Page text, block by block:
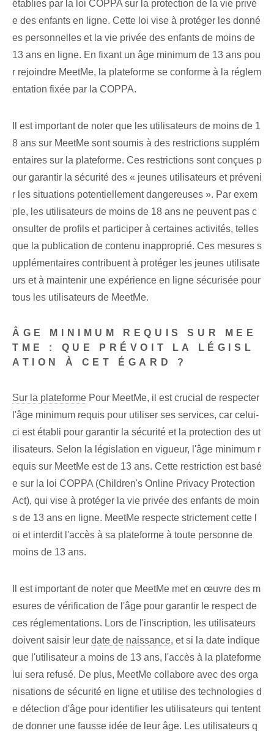
établies par la loi COPPA sur la protection de la vie privé
e des enfants en ligne. Cette loi vise à protéger les donné
es personnelles et la vie privée des enfants de moins de
13 ans en ligne. En fixant un âge minimum de 13 ans pou
r rejoindre MeetMe, la plateforme se conforme à la réglem
entation fixée par la COPPA.
Il est important de noter que les utilisateurs de moins de 1
8 ans sur MeetMe sont soumis à des restrictions supplém
entaires sur la plateforme. Ces restrictions sont conçues p
our garantir la sécurité des « jeunes utilisateurs et préveni
r les situations potentiellement dangereuses ». Par exem
ple, les utilisateurs de moins de 18 ans ne peuvent pas c
onsulter de profils et participer à certaines activités, telles
que la publication de contenu inapproprié. Ces mesures s
upplémentaires contribuent à protéger les jeunes utilisate
urs et à maintenir une expérience en ligne sécurisée pour
tous les utilisateurs de ⁢MeetMe.
ÂGE MINIMUM REQUIS SUR MEE
TME : QUE PRÉVOIT LA LÉGISL
ATION À CET ÉGARD ?
Sur la plateforme Pour MeetMe, il est crucial de respecter
l'âge minimum requis pour utiliser ses services, car celui-
ci est établi pour garantir la sécurité et la protection des ut
ilisateurs. Selon la législation en vigueur, l'âge minimum r
equis sur MeetMe est de 13 ans. Cette restriction est basé
e sur la loi COPPA (Children's Online Privacy Protection
Act), qui vise à protéger la vie privée des enfants de moin
s de 13 ans en ligne. MeetMe⁢ respecte strictement cette l
oi et interdit l'accès à sa plateforme à toute personne de
moins de ‌13​ ans.
Il est important de noter que MeetMe met en œuvre des m
esures de vérification de l'âge pour garantir le respect de
ces réglementations. Lors de l'inscription, les utilisateurs
doivent saisir leur date de naissance,⁢ et si la date indique
que l'utilisateur a moins de 13 ans, l'accès à la plateforme
lui sera refusé. De plus, ‌MeetMe collabore avec des ⁤orga
nisations de sécurité⁢ en ligne et utilise des technologies d
e détection d'âge⁤ pour identifier les utilisateurs qui tentent
de donner une fausse idée de leur âge.⁤ Les utilisateurs q